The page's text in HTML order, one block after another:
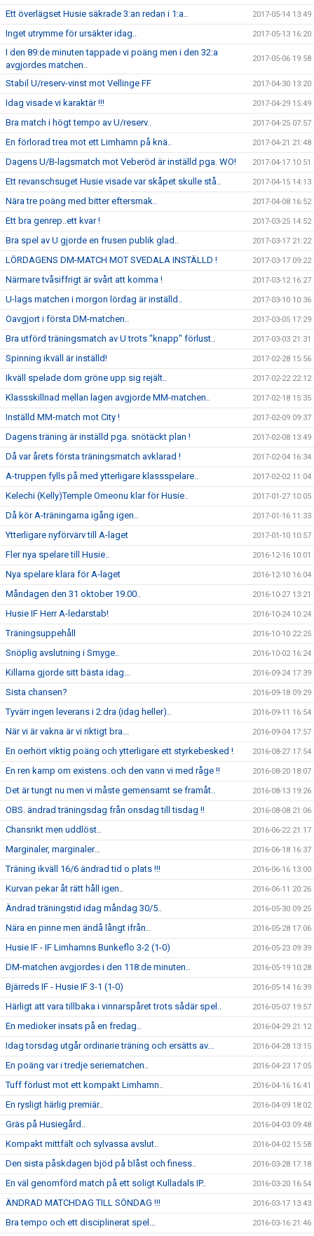
Ett överlägset Husie säkrade 3:an redan i 1:a.. 2017-05-14 13:49
Inget utrymme för ursäkter idag.. 2017-05-13 16:20
I den 89:de minuten tappade vi poäng men i den 32:a
avgjordes matchen..
2017-05-06 19:58
Stabil U/reserv-vinst mot Vellinge FF 2017-04-30 13:20
Idag visade vi karaktär !!! 2017-04-29 15:49
Bra match i högt tempo av U/reserv.. 2017-04-25 07:57
En förlorad trea mot ett Limhamn på knä.. 2017-04-21 21:48
Dagens U/B-lagsmatch mot Veberöd är inställd pga. WO! 2017-04-17 10:51
Ett revanschsuget Husie visade var skåpet skulle stå.. 2017-04-15 14:13
Nära tre poäng med bitter eftersmak.. 2017-04-08 16:52
Ett bra genrep..ett kvar ! 2017-03-25 14:52
Bra spel av U gjorde en frusen publik glad.. 2017-03-17 21:22
LÖRDAGENS DM-MATCH MOT SVEDALA INSTÄLLD ! 2017-03-17 09:22
Närmare tvåsiffrigt är svårt att komma ! 2017-03-12 16:27
U-lags matchen i morgon lördag är inställd.. 2017-03-10 10:36
Oavgjort i första DM-matchen.. 2017-03-05 17:29
Bra utförd träningsmatch av U trots "knapp" förlust.. 2017-03-03 21:31
Spinning ikväll är inställd! 2017-02-28 15:56
Ikväll spelade dom gröne upp sig rejält.. 2017-02-22 22:12
Klassskillnad mellan lagen avgjorde MM-matchen.. 2017-02-18 15:35
Inställd MM-match mot City ! 2017-02-09 09:37
Dagens träning är inställd pga. snötäckt plan ! 2017-02-08 13:49
Då var årets första träningsmatch avklarad ! 2017-02-04 16:34
A-truppen fylls på med ytterligare klassspelare.. 2017-02-02 11:04
Kelechi (Kelly)Temple Omeonu klar för Husie.. 2017-01-27 10:05
Då kör A-träningarna igång igen.. 2017-01-16 11:33
Ytterligare nyförvärv till A-laget 2017-01-10 10:57
Fler nya spelare till Husie.. 2016-12-16 10:01
Nya spelare klara för A-laget 2016-12-10 16:04
Måndagen den 31 oktober 19.00.. 2016-10-27 13:21
Husie IF Herr A-ledarstab! 2016-10-24 10:24
Träningsuppehåll 2016-10-10 22:25
Snöplig avslutning i Smyge.. 2016-10-02 16:24
Killarna gjorde sitt bästa idag... 2016-09-24 17:39
Sista chansen? 2016-09-18 09:29
Tyvärr ingen leverans i 2:dra (idag heller).. 2016-09-11 16:54
När vi är vakna är vi riktigt bra... 2016-09-04 17:57
En oerhört viktig poäng och ytterligare ett styrkebesked ! 2016-08-27 17:54
En ren kamp om existens..och den vann vi med råge !! 2016-08-20 18:07
Det är tungt nu men vi måste gemensamt se framåt.. 2016-08-13 19:26
OBS. ändrad träningsdag från onsdag till tisdag !! 2016-08-08 21:06
Chansrikt men uddlöst.. 2016-06-22 21:17
Marginaler, marginaler... 2016-06-18 16:37
Träning ikväll 16/6 ändrad tid o plats !!! 2016-06-16 13:00
Kurvan pekar åt rätt håll igen.. 2016-06-11 20:26
Ändrad träningstid idag måndag 30/5.. 2016-05-30 09:25
Nära en pinne men ändå långt ifrån.. 2016-05-28 17:06
Husie IF - IF Limhamns Bunkeflo 3-2 (1-0) 2016-05-23 09:39
DM-matchen avgjordes i den 118:de minuten.. 2016-05-19 10:28
Bjärreds IF - Husie IF 3-1 (1-0) 2016-05-14 16:39
Härligt att vara tillbaka i vinnarspåret trots sådär spel.. 2016-05-07 19:57
En medioker insats på en fredag.. 2016-04-29 21:12
Idag torsdag utgår ordinarie träning och ersätts av... 2016-04-28 13:15
En poäng var i tredje seriematchen.. 2016-04-23 17:05
Tuff förlust mot ett kompakt Limhamn.. 2016-04-16 16:41
En rysligt härlig premiär.. 2016-04-09 18:02
Gräs på Husiegård.. 2016-04-03 09:48
Kompakt mittfält och sylvassa avslut.. 2016-04-02 15:58
Den sista påskdagen bjöd på blåst och finess.. 2016-03-28 17:18
En väl genomförd match på ett soligt Kulladals IP.. 2016-03-20 16:54
ÄNDRAD MATCHDAG TILL SÖNDAG !!! 2016-03-17 13:43
Bra tempo och ett disciplinerat spel... 2016-03-16 21:46